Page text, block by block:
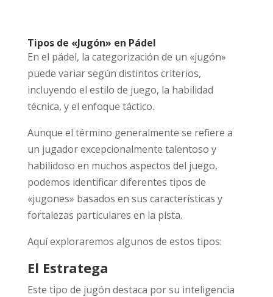
Tipos de «Jugón» en Pádel
En el pádel, la categorización de un «jugón»
puede variar según distintos criterios,
incluyendo el estilo de juego, la habilidad
técnica, y el enfoque táctico.
Aunque el término generalmente se refiere a
un jugador excepcionalmente talentoso y
habilidoso en muchos aspectos del juego,
podemos identificar diferentes tipos de
«jugones» basados en sus características y
fortalezas particulares en la pista.
Aquí exploraremos algunos de estos tipos:
El Estratega
Este tipo de jugón destaca por su inteligencia